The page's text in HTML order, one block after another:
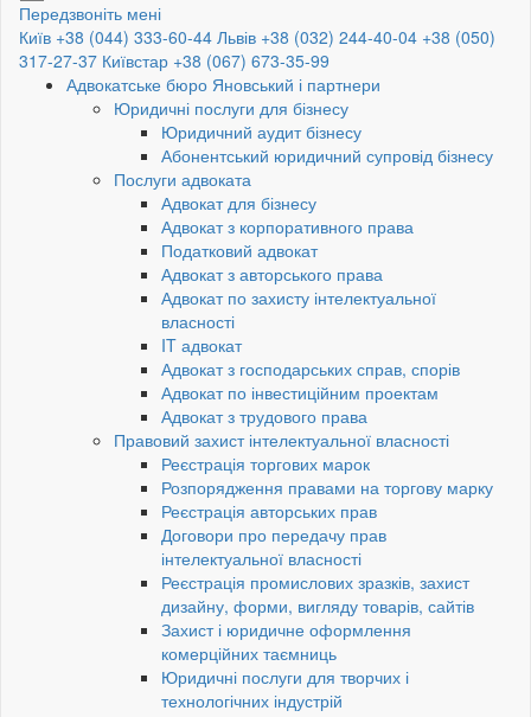
Передзвоніть мені
Київ +38 (044) 333-60-44 Львів +38 (032) 244-40-04 +38 (050)
317-27-37 Київстар +38 (067) 673-35-99
Адвокатське бюро Яновський і партнери
Юридичні послуги для бізнесу
Юридичний аудит бізнесу
Абонентський юридичний супровід бізнесу
Послуги адвоката
Адвокат для бізнесу
Адвокат з корпоративного права
Податковий адвокат
Адвокат з авторського права
Адвокат по захисту інтелектуальної
власності
IT адвокат
Адвокат з господарських справ, спорів
Адвокат по інвестиційним проектам
Адвокат з трудового права
Правовий захист інтелектуальної власності
Реєстрація торгових марок
Розпорядження правами на торгову марку
Реєстрація авторських прав
Договори про передачу прав
інтелектуальної власності
Реєстрація промислових зразків, захист
дизайну, форми, вигляду товарів, сайтів
Захист і юридичне оформлення
комерційних таємниць
Юридичні послуги для творчих і
технологічних індустрій